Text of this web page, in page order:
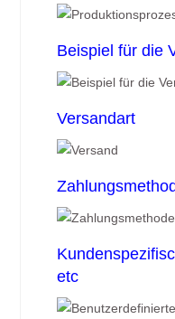
Beispiel für die
Versandart
etc